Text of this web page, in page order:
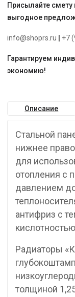
Присылайте
выгодное
info@shoprs.ru +7
Гарантируем
экономию!
Описание
Стальной
нижнее
для
отопления с
давлением
антифриз с
Радиаторы
толщиной